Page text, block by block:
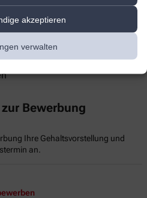
akzeptieren
verwalten
Bewerbung
Ihre Gehaltsvorstellung und
an.